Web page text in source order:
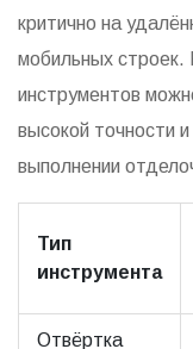
критично на
мобильных
инструментов
высокой точности
выполнении
Тип
инструмента
Отвёртка